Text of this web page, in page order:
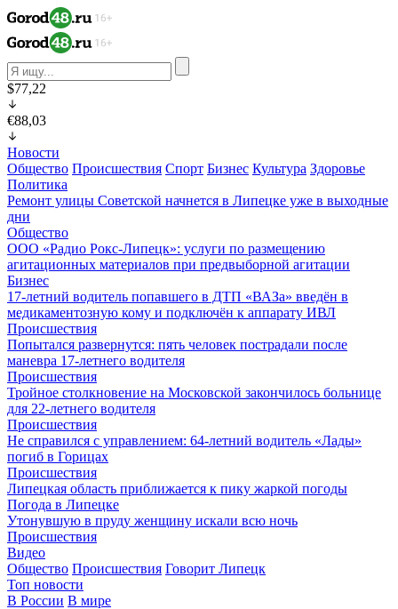
$77,22
€88,03
Новости
Общество Происшествия Спорт Бизнес Культура Здоровье
Политика
Ремонт улицы Советской начнется в Липецке уже в выходные
дни
Общество
ООО «Радио Рокс-Липецк»: услуги по размещению
агитационных материалов при предвыборной агитации
Бизнес
17-летний водитель попавшего в ДТП «ВАЗа» введён в
медикаментозную кому и подключён к аппарату ИВЛ
Происшествия
Попытался развернутся: пять человек пострадали после
маневра 17-летнего водителя
Происшествия
Тройное столкновение на Московской закончилось больнице
для 22-летнего водителя
Происшествия
Не справился с управлением: 64-летний водитель «Лады»
погиб в Горицах
Происшествия
Липецкая область приближается к пику жаркой погоды
Погода в Липецке
Утонувшую в пруду женщину искали всю ночь
Происшествия
Видео
Общество Происшествия Говорит Липецк
Топ новости
В России В мире